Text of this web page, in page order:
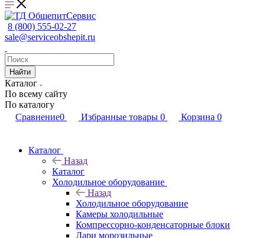
8 (800) 555-02-27
sale@serviceobshepit.ru
Найти
Каталог
По всему сайту
По каталогу
Сравнение0 Избранные товары 0 Корзина 0
Каталог
Назад
Каталог
Холодильное оборудование
Назад
Холодильное оборудование
Камеры холодильные
Компрессорно-конденсаторные блоки
Лари морозильные